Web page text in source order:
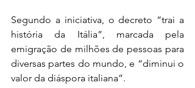
Segundo a iniciativa, o decreto “trai a
história da Itália”, marcada pela
emigração de milhões de pessoas para
diversas partes do mundo, e “diminui o
valor da diáspora italiana”.